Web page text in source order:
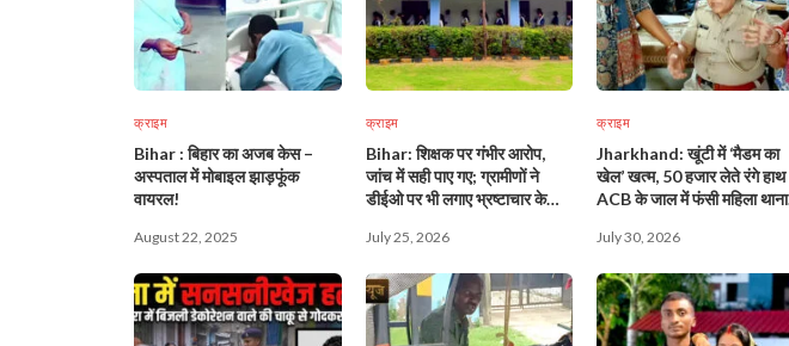
क्राइम
Bihar : बिहार का अजब केस –
अस्पताल में मोबाइल झाड़फूंक
वायरल!
August 22, 2025
क्राइम
Bihar: शिक्षक पर गंभीर आरोप,
जांच में सही पाए गए; ग्रामीणों ने
डीईओ पर भी लगाए भ्रष्टाचार के
July 25, 2026
क्राइम
Jharkhand: खूंटी में ‘मैडम का
खेल’ खत्म, 50 हजार लेते रंगे हाथ
ACB के जाल में फंसी महिला थाना
July 30, 2026